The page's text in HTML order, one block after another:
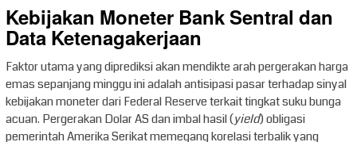
Kebijakan Moneter Bank Sentral dan
Data Ketenagakerjaan
Faktor utama yang diprediksi akan mendikte arah pergerakan harga
emas sepanjang minggu ini adalah antisipasi pasar terhadap sinyal
kebijakan moneter dari Federal Reserve terkait tingkat suku bunga
acuan. Pergerakan Dolar AS dan imbal hasil (yield) obligasi
pemerintah Amerika Serikat memegang korelasi terbalik yang